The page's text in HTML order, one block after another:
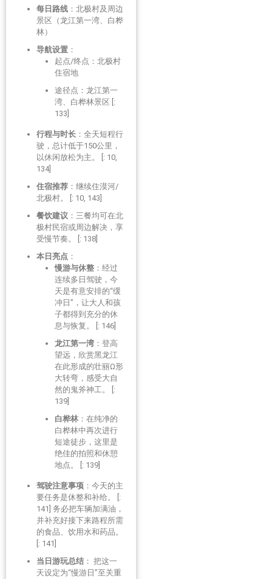
每日路线 ：北极村及周边
景区（龙江第一湾、白桦
林）
导航设置 ：
起点/终点：北极村
住宿地
途径点：龙江第一
湾、白桦林景区 [:
133]
行程与时长 ：全天短程行
驶，总计低于150公里，
以休闲放松为主。 [: 10,
134]
住宿推荐 ：继续住漠河/
北极村。 [: 10, 143]
餐饮建议 ：三餐均可在北
极村民宿或周边解决，享
受慢节奏。 [: 138]
本日亮点 ：
慢游与休整 ：经过
连续多日驾驶，今
天是有意安排的“缓
冲日”，让大人和孩
子都得到充分的休
息与恢复。 [: 146]
龙江第一湾 ：登高
望远，欣赏黑龙江
在此形成的壮丽Ω形
大转弯，感受大自
然的鬼斧神工。 [:
139]
白桦林 ：在纯净的
白桦林中再次进行
短途徒步，这里是
绝佳的拍照和休憩
地点。 [: 139]
驾驶注意事项 ：今天的主
要任务是休整和补给。 [:
141] 务必把车辆加满油，
并补充好接下来路程所需
的食品、饮用水和药品。
[: 141]
当日游玩总结 ： 把这一
天设定为“慢游日”至关重